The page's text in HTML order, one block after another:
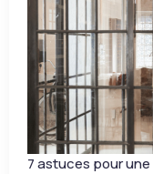
7 astuces pour